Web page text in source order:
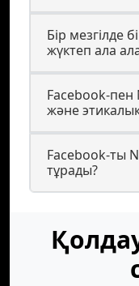
Бір мезгілде
жүктеп ала
Facebook-пен
және
Facebook-ты
тұрады?